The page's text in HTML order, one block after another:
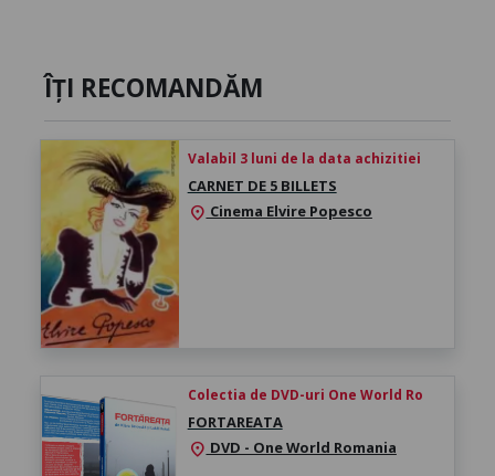
ÎȚI RECOMANDĂM
Valabil 3 luni de la data achizitiei
CARNET DE 5 BILLETS
location_on Cinema Elvire Popesco
Colectia de DVD-uri One World Ro
FORTAREATA
location_on DVD - One World Romania